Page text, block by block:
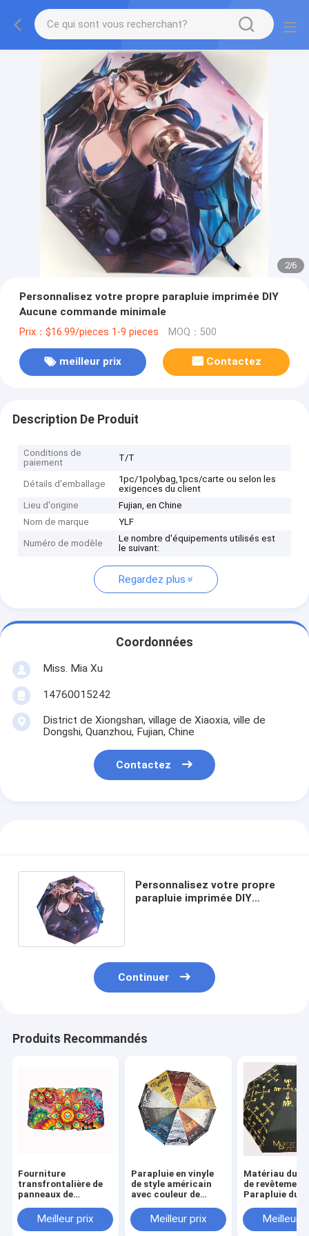
2/6
Personnalisez votre propre parapluie imprimée DIY
Aucune commande minimale
Prix：$16.99/pieces 1-9 pieces MOQ：500
meilleur prix Contactez
Description De Produit
Conditions de
paiement
T/T
Détails d'emballage
1pc/1polybag,1pcs/carte ou selon les
exigences du client
Lieu d'origine
Fujian, en Chine
Nom de marque
YLF
Numéro de modèle
Le nombre d'équipements utilisés est
le suivant:
Regardez plus
Coordonnées
Miss. Mia Xu
14760015242
District de Xiongshan, village de Xiaoxia, ville de
Dongshi, Quanzhou, Fujian, Chine
Contactez
Personnalisez votre propre
parapluie imprimée DIY
Continuer
Produits Recommandés
Fourniture
transfrontalière de
panneaux de
couleur
personnalisés
Meilleur prix
Parapluie en vinyle
de style américain
avec couleur de
et logo personnalisé
Meilleur prix
Matériau du
de
Parapluie du
pour laMeilleur